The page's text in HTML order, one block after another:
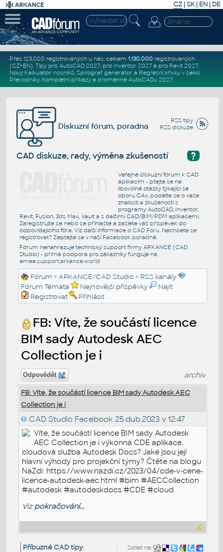
CZ | SK| EN | DE
Přes 123.000 registrovaných u nás, celkem 1.130.000registrovaných
(CZ+EN). Tipy pro AutoCAD 2027, pro Inventor 2027a pro Revit 2027.
Nový Kalkulátor nosníků, Spirograf generátor a Regresní křivkyv sekci
Převodníky. Kompletní příkazya proměnné AutoCADu 2027.
RSS tipy
RSS diskuze
Diskuzní fórum, poradna
?
CAD diskuze, rady, výměna zkušeností
Veřejné diskuzní fórum k CAD
aplikacím - ptejte se na
libovolné otázky týkající se
oboru CAx, podělte se o vaše
znalosti a zkušenosti s
programy AutoCAD, Inventor,
Revit, Fusion, 3ds Max, Vault a s dalšími CAD/BIM/PDM aplikacemi.
Zaregistrujte se nebo se přihlašte a zašlete váš příspěvek do
odpovídajícího fóra. Viz další informace o CAD Fóru. Nechcete se
registrovat? Zeptejte se v naší Facebook poradně.
Fórum nenahrazuje technický support firmy ARKANCE (CAD
Studio) - přímá podpora pro zákazníky funguje na
emea.support.arkance.world
Fórum >ARKANCE/CAD Studio > RSS kanály
Fórum Témata
Nejnovější příspěvky
Najít
Registrovat
Přihlásit
FB: Víte, že součástí licence
BIM sady Autodesk AEC
Collection je i
Odpovědět archiv
FB: Víte, že součástí licence BIM sady Autodesk AEC
Collection je i
CAD Studio Facebook 25.dub.2023 v 12:47
Víte, že součástí licence BIM sady Autodesk
AEC Collection je i výkonná CDE aplikace,
cloudová služba Autodesk Docs? Jaké jsou její
hlavní výhody pro projekční týmy? Čtěte na blogu
NaZdi: https://www.nazdi.cz/2023/04/cde-v-cene-
licence-autodesk-aec.html #bim #AECCollection
#autodesk #autodeskdocs #CDE #cloud
Viz pokračování...
Sdílet na:
Příbuzné CAD tipy: